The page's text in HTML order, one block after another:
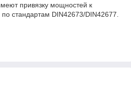
привязку мощностей к
стандартам DIN42673/DIN42677.